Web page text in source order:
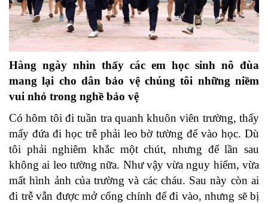
Hàng ngày nhìn thấy các em học sinh nô đùa
mang lại cho dân bảo vệ chúng tôi những niềm
vui nhỏ trong nghề bảo vệ
Có hôm tôi đi tuần tra quanh khuôn viên trường, thấy
mấy đứa đi học trễ phải leo bờ tường để vào học. Dù
tôi phải nghiêm khắc một chút, nhưng để lần sau
không ai leo tường nữa. Như vậy vừa nguy hiểm, vừa
mất hình ảnh của trường và các cháu. Sau này còn ai
đi trễ vẫn được mở cổng chính để đi vào, nhưng sẽ bị